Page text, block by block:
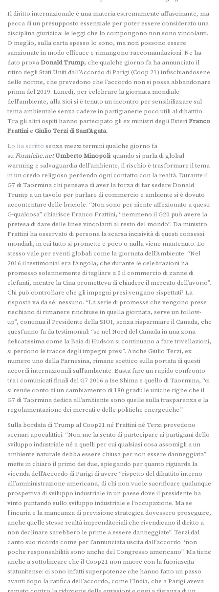
Il diritto internazionale è una materia estremamente affascinante, ma
pecca di un presupposto essenziale per poter essere considerato una
disciplina giuridica: le leggi che lo compongono non sono vincolanti.
O meglio, sulla carta spesso lo sono, ma non possono essere
sanzionate in modo efficace e rimangono raccomandazioni. Ne ha
dato provaDonald Trump, che qualche giorno fa ha annunciato il
ritiro degli Stati Uniti dall’Accordo di Parigi (Coop 21) infischiandosene
delle norme, che prevedono che l’accordo non si possa abbandonare
prima del 2019. Lunedì, per celebrare la giornata mondiale
dell’ambiente, alla Sioi si è tenuto un incontro per sensibilizzare sul
tema ambientale senza cadere in partigianerie poco utili al dibattito.
Tra gli altri ospiti hanno partecipato gli ex ministri degli EsteriFranco
Frattini e Giulio Terzi di Sant’Agata.
Lo ha scritto senza mezzi termini qualche giorno fa
suFormiche.net Umberto Minopoli: quando si parla di global
warming e salvaguardia dell’ambiente, il rischio è trasformare il tema
in un credo religioso perdendo ogni contatto con la realtà. Durante il
G7 di Taormina chi pensava di aver la forza di far sedere Donald
Trump a un tavolo per parlare di commercio e ambiente si è dovuto
accontentare delle briciole. “Non sono per niente affezionato a questi
G-qualcosa” chiarisce Franco Frattini, “nemmeno il G20 può avere la
pretesa di dare delle linee vincolanti al resto del mondo”. Da ministro
Frattini ha osservato di persona la scarsa incisività di questi consessi
mondiali, in cui tutto si promette e poco o nulla viene mantenuto. Lo
stesso vale per eventi globali come la giornata dell’Ambiente: “Nel
2016 il testimonial era l’Angola, che durante le celebrazioni ha
promesso solennemente di tagliare a 0 il commercio di zanne di
elefanti, mentre la Cina prometteva di chiudere il mercato dell’avorio”.
Chi può controllare che gli impegni presi vengano rispettati? La
risposta va da sé: nessuno. “La serie di promesse che vengono prese
rischiano di rimanere rinchiuse in quella giornata, serve un follow-
up”, continua il Presidente della SIOI, senza risparmiare il Canada, che
quest’anno fa da testimonial: “se nel Nord del Canada in una zona
delicatissima come la Baia di Hudson si continuano a fare trivellazioni,
si perdono le tracce degli impegni presi”. Anche Giulio Terzi, ex
numero uno della Farnesina, rimane scettico sulla portata di questi
accordi internazionali sull’ambiente. Basta fare un rapido confronto
tra i comunicati finali del G7 2016 a Ise Shima e quello di Taormina, “ci
si rende conto di un cambiamento di 180 gradi: le uniche righe che il
G7 di Taormina dedica all’ambiente sono quelle sulla trasparenza e la
regolamentazione dei mercati e delle politiche energetiche.”
Sulla bordata di Trump al Coop21 né Frattini né Terzi prevedono
scenari apocalittici. “Non me la sento di partecipare ai partigiani dello
sviluppo industriale né a quelli per cui qualsiasi cosa assomigli a un
ambiente naturale debba essere chiusa per non essere danneggiata”
mette in chiaro il primo dei due, spiegando per quanto riguarda la
vicenda dell’Accordo di Parigi di avere “rispetto del dibattito interno
all’amministrazione americana, di chi non vuole sacrificare qualunque
prospettiva di sviluppo industriale in un paese dove il presidente ha
vinto puntando sullo sviluppo industriale e l’occupazione. Ma se
l’incuria e la mancanza di previsione strategica dovessero proseguire,
anche quelle stesse realtà imprenditoriali che rivendicano il diritto a
non declinare sarebbero le prime a essere danneggiate”. Terzi dal
canto suo ricorda come per l’annunciata uscita dall’accordo “non
poche responsabilità sono anche del Congresso americano”. Ma tiene
anche a sottolineare che il Coop21 non muore con la fuoriuscita
statunitense: ci sono infatti superpotenze che hanno fatto un passo
avanti dopo la ratifica dell’accordo, come l’India, che a Parigi aveva